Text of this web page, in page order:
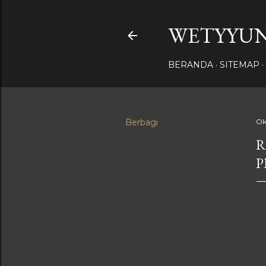
BERANDA SITEMAP
Berbagi